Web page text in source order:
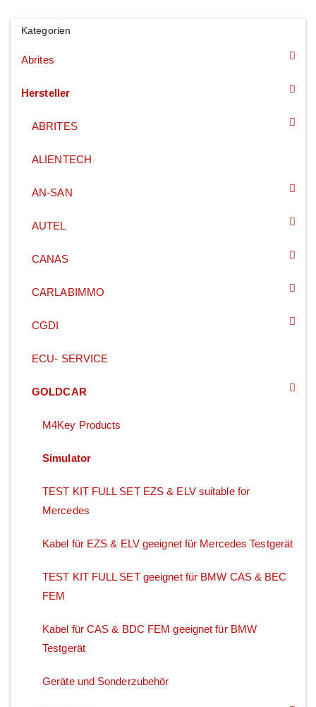
Kategorien
Abrites
Hersteller
ABRITES
ALIENTECH
AN-SAN
AUTEL
CANAS
CARLABIMMO
CGDI
ECU- SERVICE
GOLDCAR
M4Key Products
Simulator
TEST KIT FULL SET EZS & ELV suitable for
Mercedes
Kabel für EZS & ELV geeignet für Mercedes Testgerät
TEST KIT FULL SET geeignet für BMW CAS & BEC
FEM
Kabel für CAS & BDC FEM geeignet für BMW
Testgerät
Geräte und Sonderzubehör